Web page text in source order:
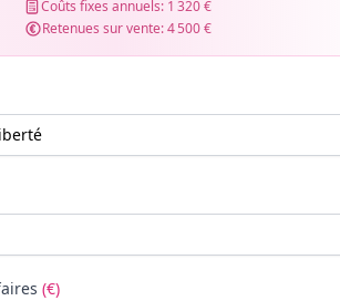
Coûts fixes annuels: 1 320 €
Retenues sur vente:4 500 €
(€)